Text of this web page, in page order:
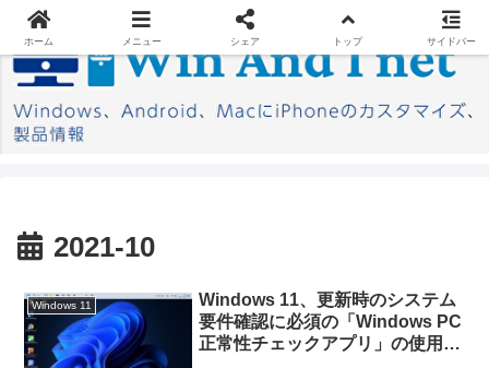
2021-10
Windows 11
Windows 11、更新時のシステム
要件確認に必須の「Windows PC
正常性チェックアプリ」の使用事
ホーム メニュー シェア トップ サイドバー